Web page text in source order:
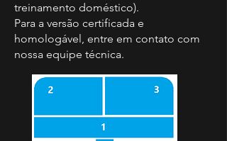
treinamento doméstico).
Para a versão certificada e
homologável, entre em contato com
nossa equipe técnica.